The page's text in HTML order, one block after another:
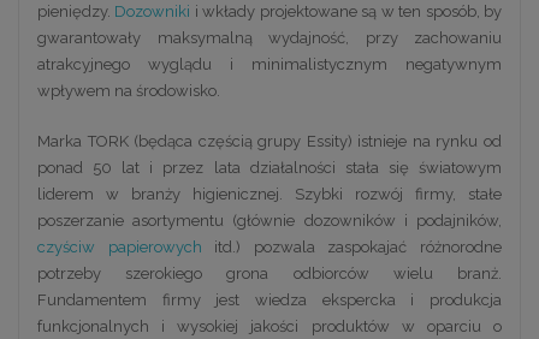
pieniędzy. Dozowniki i wkłady projektowane są w ten sposób, by
gwarantowały maksymalną wydajność, przy zachowaniu
atrakcyjnego wyglądu i minimalistycznym negatywnym
wpływem na środowisko.
Marka TORK (będąca częścią grupy Essity) istnieje na rynku od
ponad 50 lat i przez lata działalności stała się światowym
liderem w branży higienicznej. Szybki rozwój firmy, stałe
poszerzanie asortymentu (głównie dozowników i podajników,
czyściw papierowych itd.) pozwala zaspokajać różnorodne
potrzeby szerokiego grona odbiorców wielu branż.
Fundamentem firmy jest wiedza ekspercka i produkcja
funkcjonalnych i wysokiej jakości produktów w oparciu o